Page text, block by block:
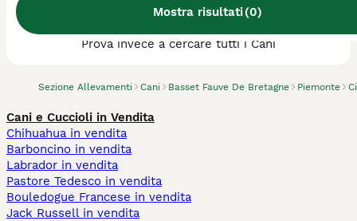
Mostra risultati(0)
Sezione Allevamenti Cani Basset Fauve De Bretagne Piemonte
Abbiamo trovato 0 Allevamento di Basset
Prova invece a cercare tutti i Cani
Cani e Cuccioli in Vendita
Chihuahua in vendita
Barboncino in vendita
Labrador in vendita
Pastore Tedesco in vendita
Bouledogue Francese in vendita
Jack Russell in vendita